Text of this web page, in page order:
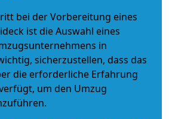
bei der Vorbereitung eines
ist die Auswahl eines
in
sicherzustellen, dass das
die erforderliche Erfahrung
um den Umzug